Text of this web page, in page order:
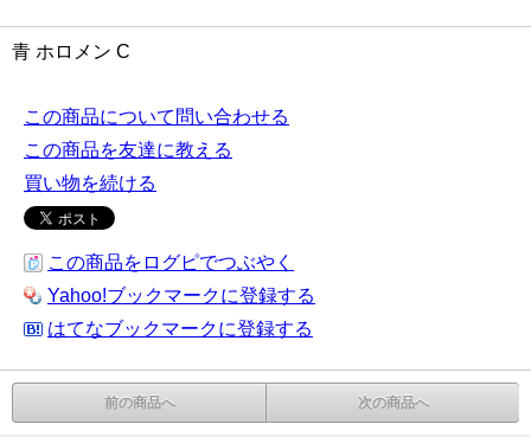
青 ホロメン C
この商品について問い合わせる
この商品を友達に教える
買い物を続ける
この商品をログピでつぶやく
Yahoo!ブックマークに登録する
はてなブックマークに登録する
前の商品へ 次の商品へ